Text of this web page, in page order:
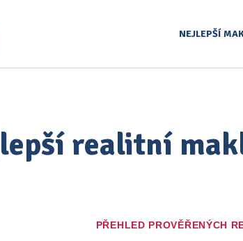
NEJLEPŠÍ
realitní
PŘEHLED PROVĚŘENÝCH